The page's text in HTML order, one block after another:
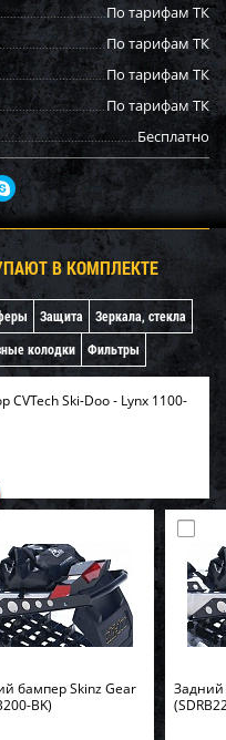
По тарифам ТК
По тарифам ТК
По тарифам ТК
По тарифам ТК
Бесплатно
В КОМПЛЕКТЕ
Защита
Зеркала, стекла
колодки Фильтры
CVTech Ski-Doo - Lynx 1100-
бампер Skinz Gear
BK)
Задний